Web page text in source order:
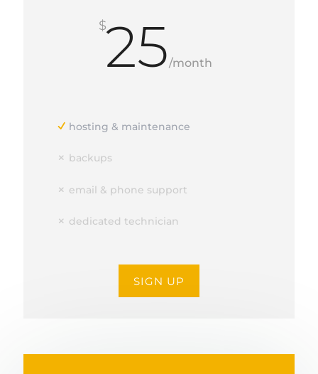
$25/month
hosting & maintenance
backups
email & phone support
dedicated technician
SIGN UP